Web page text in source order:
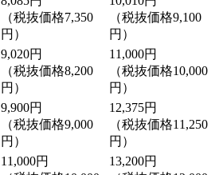
（税抜価格7,350
円）
（税抜価格9,100
円）
9,020円
（税抜価格8,200
円）
11,000円
（税抜価格10,000
円）
9,900円
（税抜価格9,000
円）
12,375円
（税抜価格11,250
円）
11,000円
13,200円